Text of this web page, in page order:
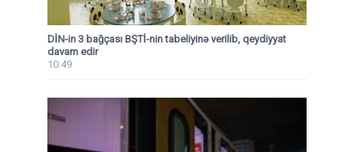
DİN-in 3 bağçası BŞTİ-nin tabeliyinə verilib, qeydiyyat
davam edir
10:49